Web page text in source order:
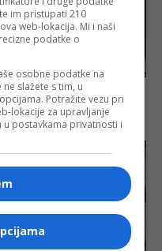
im pristupati 210
web-lokacija. Mi i naši
podatke o
osobne podatke na
slažete s tim, u
Potražite vezu pri
lokacije za upravljanje
postavkama privatnosti i